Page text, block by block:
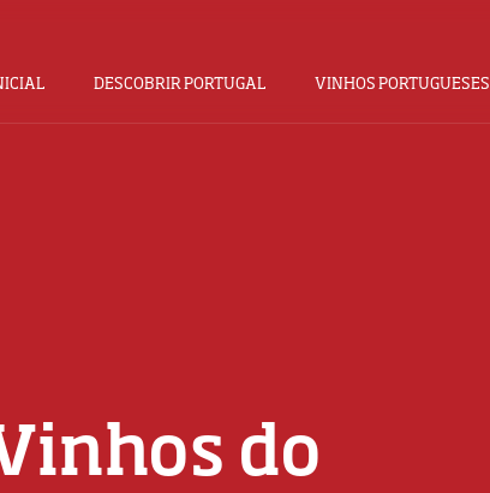
do
DESCOBRIR PORTUGAL VINHOS PORTUGUESES